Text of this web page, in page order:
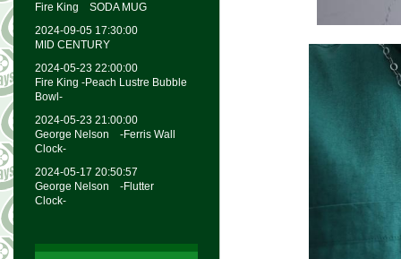
Fire King SODA MUG
2024-09-05 17:30:00
MID CENTURY
2024-05-23 22:00:00
Fire King -Peach Lustre Bubble
Bowl-
2024-05-23 21:00:00
George Nelson -Ferris Wall
Clock-
2024-05-17 20:50:57
George Nelson -Flutter
Clock-